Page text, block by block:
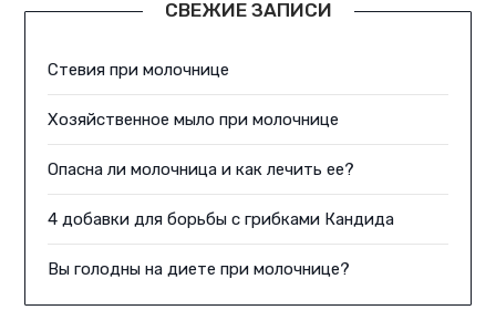
СВЕЖИЕ ЗАПИСИ
Стевия при молочнице
Хозяйственное мыло при молочнице
Опасна ли молочница и как лечить ее?
4 добавки для борьбы с грибками Кандида
Вы голодны на диете при молочнице?